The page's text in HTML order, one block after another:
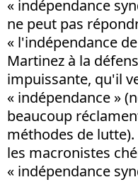
« indépendance
ne peut pas
« l'indépendance
Martinez à la
impuissante, qu'il
« indépendance »
beaucoup
méthodes de
les macronistes
« indépendance